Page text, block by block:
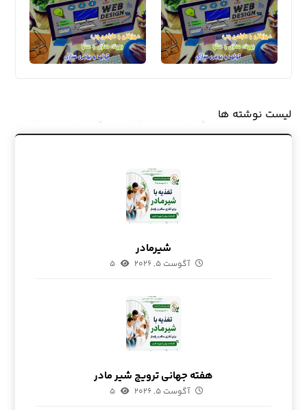
لیست نوشته ها
شیرمادر
آگوست ۵, ۲۰۲۶ ۵
هفته جهانی ترویج شیر مادر
آگوست ۵, ۲۰۲۶ ۵